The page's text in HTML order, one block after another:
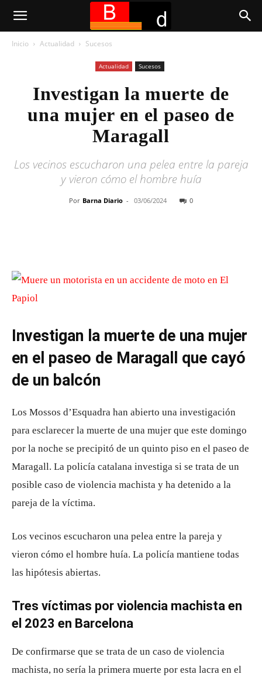
Inicio Actualidad Sucesos
Actualidad Sucesos
Investigan la muerte de
una mujer en el paseo de
Maragall
Los vecinos escucharon una pelea entre la pareja
y vieron cómo el hombre huía
Por Barna Diario - 03/06/2024 0
Investigan la muerte de una mujer
en el paseo de Maragall que cayó
de un balcón
Los Mossos d’Esquadra han abierto una investigación
para esclarecer la muerte de una mujer que este domingo
por la noche se precipitó de un quinto piso en el paseo de
Maragall. La policía catalana investiga si se trata de un
posible caso de violencia machista y ha detenido a la
pareja de la víctima.
Los vecinos escucharon una pelea entre la pareja y
vieron cómo el hombre huía. La policía mantiene todas
las hipótesis abiertas.
Tres víctimas por violencia machista en
el 2023 en Barcelona
De confirmarse que se trata de un caso de violencia
machista, no sería la primera muerte por esta lacra en el